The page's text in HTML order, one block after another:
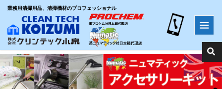
業務用清掃用品、清掃機材のプロフェッショナル
ホーム >オプション品